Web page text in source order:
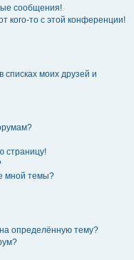
сообщения!
кого-то с этой конференции!
списках моих друзей и
страницу!
мной темы?
определённую тему?